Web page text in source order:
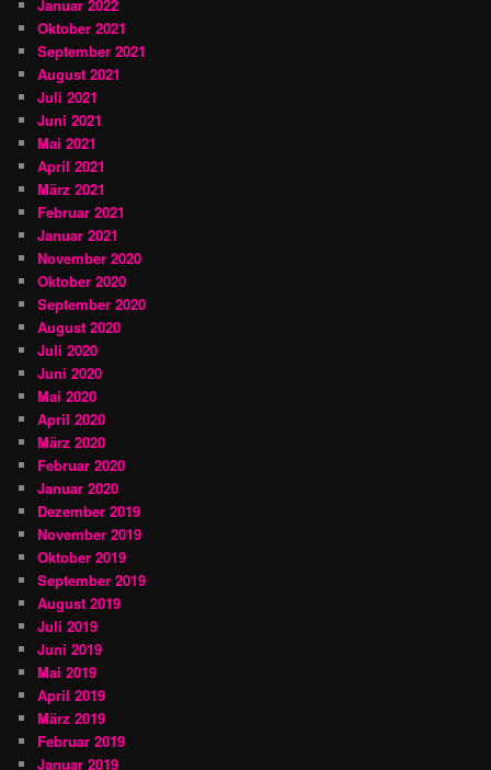
Januar 2022
Oktober 2021
September 2021
August 2021
Juli 2021
Juni 2021
Mai 2021
April 2021
März 2021
Februar 2021
Januar 2021
November 2020
Oktober 2020
September 2020
August 2020
Juli 2020
Juni 2020
Mai 2020
April 2020
März 2020
Februar 2020
Januar 2020
Dezember 2019
November 2019
Oktober 2019
September 2019
August 2019
Juli 2019
Juni 2019
Mai 2019
April 2019
März 2019
Februar 2019
Januar 2019